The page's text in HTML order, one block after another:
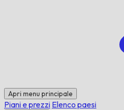
Apri menu principale
Piani e prezzi Elenco paesi